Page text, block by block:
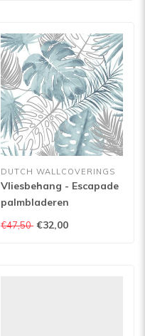
DUTCH WALLCOVERINGS
Vliesbehang - Escapade
palmbladeren
blauw/zilver - L604-01
€47,50 €32,00